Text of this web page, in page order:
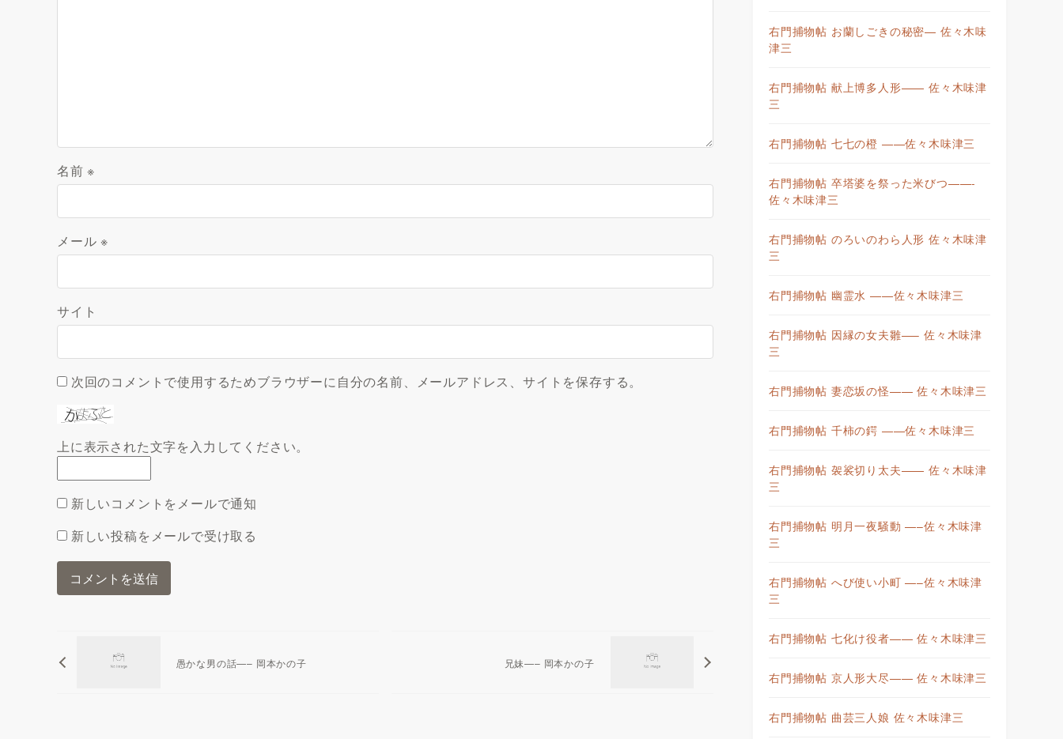
名前※
メール※
サイト
次回のコメントで使用するためブラウザーに自分の名前、メールアドレス、サイトを保存する。
上に表示された文字を入力してください。
新しいコメントをメールで通知
新しい投稿をメールで受け取る
愚かな男の話—– 岡本かの子 兄妹—– 岡本かの子
右門捕物帖 お蘭しごきの秘密— 佐々木味
津三
右門捕物帖 献上博多人形—— 佐々木味津
三
右門捕物帖 七七の橙 ——佐々木味津三
右門捕物帖 卒塔婆を祭った米びつ——-
佐々木味津三
右門捕物帖 のろいのわら人形 佐々木味津
三
右門捕物帖 幽霊水 ——佐々木味津三
右門捕物帖 因縁の女夫雛—– 佐々木味津
三
右門捕物帖 妻恋坂の怪—— 佐々木味津三
右門捕物帖 千柿の鍔 ——佐々木味津三
右門捕物帖 袈裟切り太夫—— 佐々木味津
三
右門捕物帖 明月一夜騒動 —–佐々木味津
三
右門捕物帖 へび使い小町 —–佐々木味津
三
右門捕物帖 七化け役者—— 佐々木味津三
右門捕物帖 京人形大尽—— 佐々木味津三
右門捕物帖 曲芸三人娘 佐々木味津三